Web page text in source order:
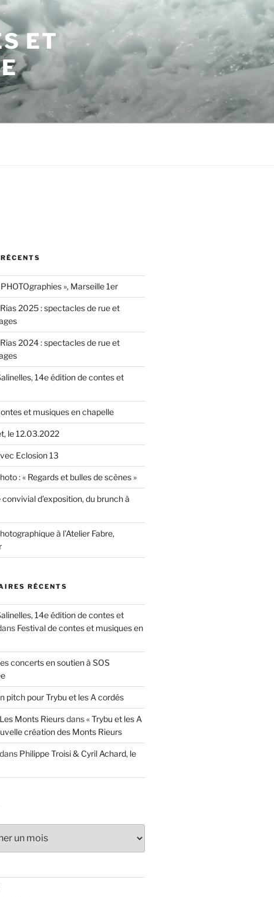
ET
», Marseille 1er
2025 : spectacles de rue et
2024 : spectacles de rue et
14e édition de contes et
et musiques en chapelle
le 12.03.2022
Eclosion 13
: « Regards et bulles de scènes »
d’exposition, du brunch à
à l’Atelier Fabre,
RÉCENTS
14e édition de contes et
Festival de contes et musiques en
concerts en soutien à SOS
pitch pour Trybu et les A cordés
Monts Rieursdans« Trybu et les A
création des Monts Rieurs
Philippe Troisi & Cyril Achard, le